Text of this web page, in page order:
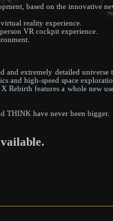
based on the innovative
reality experience.
VR cockpit experience.
and extremely detailed universe
and high-speed space
Rebirth features a whole new
THINK have never been bigger.